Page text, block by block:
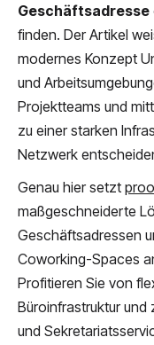
Geschäftsadresse
finden. Der Artikel
modernes Konzept
und
Projektteams und
zu einer starken
Netzwerk
Genau hier setzt
maßgeschneiderte
Geschäftsadressen
Coworking-Spaces
Profitieren Sie von
Büroinfrastruktur
und